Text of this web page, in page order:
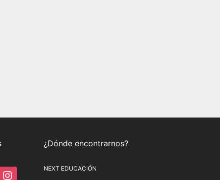
¿Dónde encontrarnos?
NEXT EDUCACIÓN